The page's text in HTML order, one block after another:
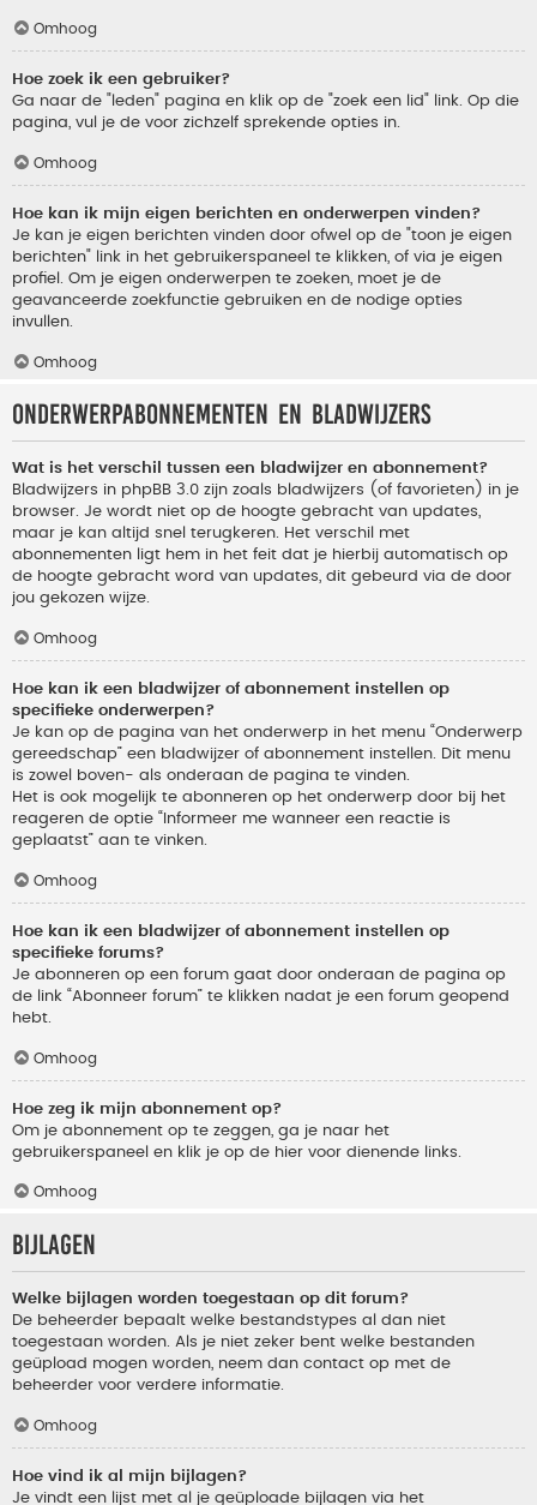
Omhoog
Hoe zoek ik een gebruiker?
Ga naar de "leden" pagina en klik op de "zoek een lid" link. Op die
pagina, vul je de voor zichzelf sprekende opties in.
Omhoog
Hoe kan ik mijn eigen berichten en onderwerpen vinden?
Je kan je eigen berichten vinden door ofwel op de "toon je eigen
berichten" link in het gebruikerspaneel te klikken, of via je eigen
profiel. Om je eigen onderwerpen te zoeken, moet je de
geavanceerde zoekfunctie gebruiken en de nodige opties
invullen.
Omhoog
Onderwerpabonnementen en bladwijzers
Wat is het verschil tussen een bladwijzer en abonnement?
Bladwijzers in phpBB 3.0 zijn zoals bladwijzers (of favorieten) in je
browser. Je wordt niet op de hoogte gebracht van updates,
maar je kan altijd snel terugkeren. Het verschil met
abonnementen ligt hem in het feit dat je hierbij automatisch op
de hoogte gebracht word van updates, dit gebeurd via de door
jou gekozen wijze.
Omhoog
Hoe kan ik een bladwijzer of abonnement instellen op
specifieke onderwerpen?
Je kan op de pagina van het onderwerp in het menu “Onderwerp
gereedschap” een bladwijzer of abonnement instellen. Dit menu
is zowel boven- als onderaan de pagina te vinden.
Het is ook mogelijk te abonneren op het onderwerp door bij het
reageren de optie “Informeer me wanneer een reactie is
geplaatst” aan te vinken.
Omhoog
Hoe kan ik een bladwijzer of abonnement instellen op
specifieke forums?
Je abonneren op een forum gaat door onderaan de pagina op
de link “Abonneer forum” te klikken nadat je een forum geopend
hebt.
Omhoog
Hoe zeg ik mijn abonnement op?
Om je abonnement op te zeggen, ga je naar het
gebruikerspaneel en klik je op de hier voor dienende links.
Omhoog
Bijlagen
Welke bijlagen worden toegestaan op dit forum?
De beheerder bepaalt welke bestandstypes al dan niet
toegestaan worden. Als je niet zeker bent welke bestanden
geüpload mogen worden, neem dan contact op met de
beheerder voor verdere informatie.
Omhoog
Hoe vind ik al mijn bijlagen?
Je vindt een lijst met al je geüploade bijlagen via het